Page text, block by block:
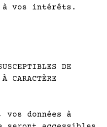
à vos intérêts.
DE
CARACTÈRE
vos données à